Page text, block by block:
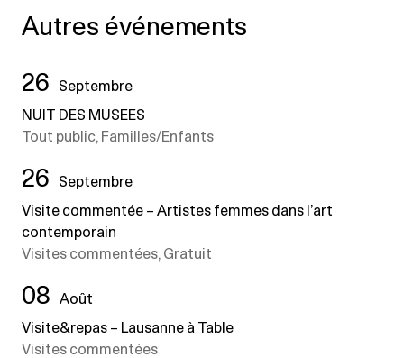
Autres événements
26
Septembre
NUIT DES MUSEES
Tout public, Familles/Enfants
26
Septembre
Visite commentée – Artistes femmes dans l’art
contemporain
Visites commentées, Gratuit
08
Août
Visite&repas – Lausanne à Table
Visites commentées